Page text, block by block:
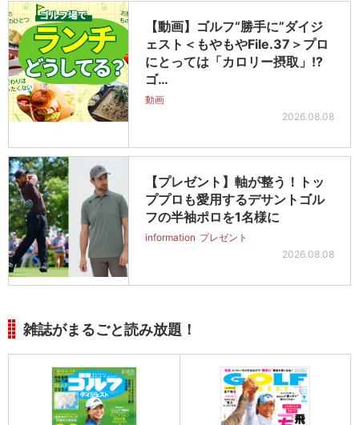
【動画】ゴルフ“勝手に”ダイジ
ェスト＜もやもやFile.37＞プロ
にとっては「カロリー摂取」!?
ゴ…
動画
2026.08.08
【プレゼント】軸が整う！トッ
ププロも愛用するデサントゴル
フの半袖ポロを1名様に
information プレゼント
2026.08.08
雑誌がまるごと読み放題！